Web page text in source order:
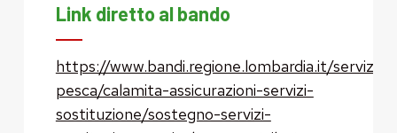
Link diretto al bando
https://www.bandi.regione.lombardia.it/
pesca/calamita-assicurazioni-servizi-
sostituzione/sostegno-servizi-